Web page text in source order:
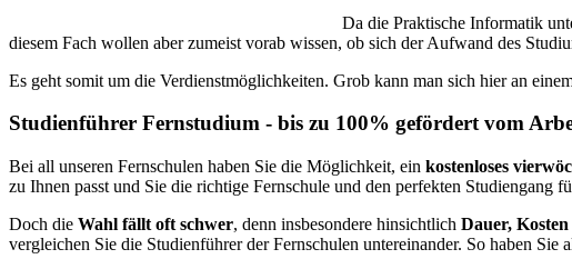
Da die Praktische Informatik
diesem Fach wollen aber zumeist vorab wissen, ob sich der Aufwand des
Es geht somit um die Verdienstmöglichkeiten. Grob kann man sich hier an
Studienführer Fernstudium - bis zu 100% gefördert vom
Bei all unseren Fernschulen haben Sie die Möglichkeit, ein kostenloses
zu Ihnen passt und Sie die richtige Fernschule und den perfekten Studiengang
Doch die Wahl fällt oft schwer, denn insbesondere hinsichtlich Dauer,
vergleichen Sie die Studienführer der Fernschulen untereinander. So haben